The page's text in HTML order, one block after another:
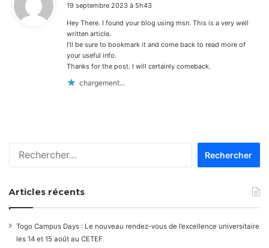
19 septembre 2023 à 5h43
Hey There. I found your blog using msn. This is a very well
written article.
I’ll be sure to bookmark it and come back to read more of
your useful info.
Thanks for the post. I will certainly comeback.
chargement…
Articles récents
Togo Campus Days : Le nouveau rendez-vous de l’excellence universitaire
les 14 et 15 août au CETEF